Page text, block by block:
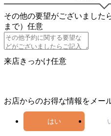
その他の要望がございました
まで） 任意
来店きっかけ任意
お店からのお得な情報をメー
はい